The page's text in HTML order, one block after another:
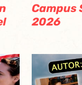
Campus
2026